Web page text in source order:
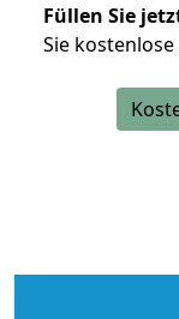
Füllen Sie
Sie